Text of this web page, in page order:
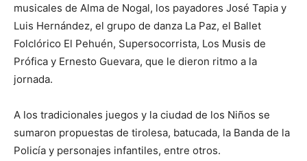
musicales de Alma de Nogal, los payadores José Tapia y
Luis Hernández, el grupo de danza La Paz, el Ballet
Folclórico El Pehuén, Supersocorrista, Los Musis de
Prófica y Ernesto Guevara, que le dieron ritmo a la
jornada.
A los tradicionales juegos y la ciudad de los Niños se
sumaron propuestas de tirolesa, batucada, la Banda de la
Policía y personajes infantiles, entre otros.